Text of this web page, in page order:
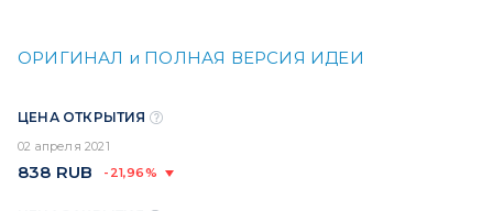
ОРИГИНАЛ и ПОЛНАЯ ВЕРСИЯ ИДЕИ
ЦЕНА ОТКРЫТИЯ
02 апреля 2021
838 RUB -21,96%